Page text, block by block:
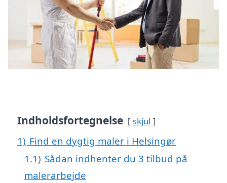
Indholdsfortegnelse skjul
1) Find en dygtig maler i Helsingør
1.1) Sådan indhenter du 3 tilbud på
malerarbejde